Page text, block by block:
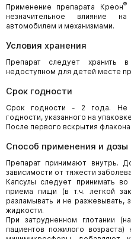
Применение препарата Креон®
незначительное влияние
автомобилем и механизмами.
Условия хранения
Препарат следует хранить
недоступном для детей месте
Срок годности
Срок годности - 2 года. Не
годности, указанного на
После первого вскрытия
Способ применения и дозы
Препарат принимают внутрь.
зависимости от тяжести
Капсулы следует принимать
приема пищи (в т.ч. легкой
разламывать и не разжевывать,
жидкости.
При затрудненном глотании
пациентов пожилого